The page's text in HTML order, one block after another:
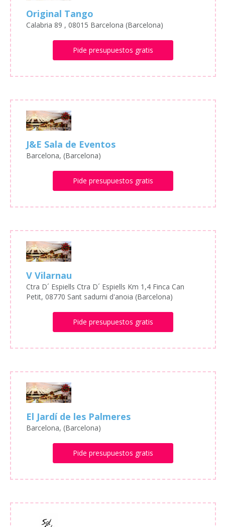
Original Tango
Calabria 89 , 08015 Barcelona (Barcelona)
Pide presupuestos gratis
J&E Sala de Eventos
Barcelona, (Barcelona)
Pide presupuestos gratis
V Vilarnau
Ctra D´ Espiells Ctra D´ Espiells Km 1,4 Finca Can
Petit, 08770 Sant sadurni d'anoia (Barcelona)
Pide presupuestos gratis
El Jardí de les Palmeres
Barcelona, (Barcelona)
Pide presupuestos gratis